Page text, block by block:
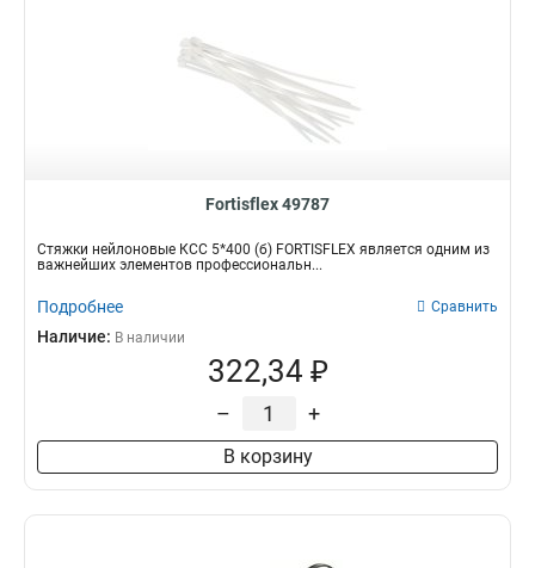
Fortisflex 49787
Стяжки нейлоновые КСС 5*400 (б) FORTISFLEX является одним из
важнейших элементов профессиональн...
Подробнее Сравнить
Наличие: В наличии
322,34 ₽
– +
В корзину